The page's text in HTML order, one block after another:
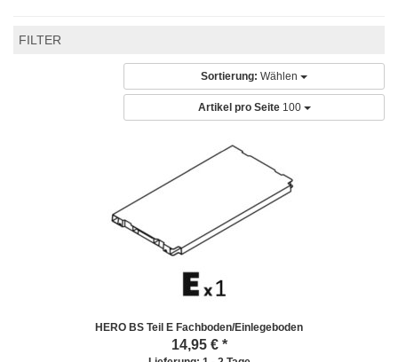
FILTER
Sortierung: Wählen
Artikel pro Seite 100
HERO BS Teil E Fachboden/Einlegeboden
14,95€ *